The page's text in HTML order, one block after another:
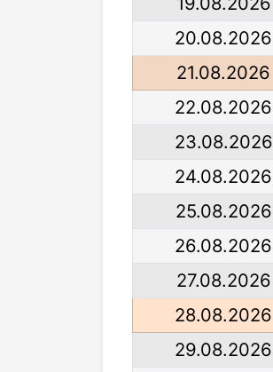
20.08.2026
21.08.2026
22.08.2026
23.08.2026
24.08.2026
25.08.2026
26.08.2026
27.08.2026
28.08.2026
29.08.2026